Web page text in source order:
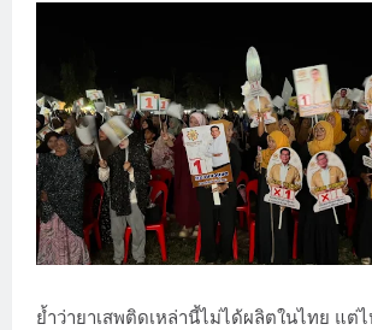
ย้ำว่ายาเสพติดเหล่านี้ไม่ได้ผลิตในไทย แต่